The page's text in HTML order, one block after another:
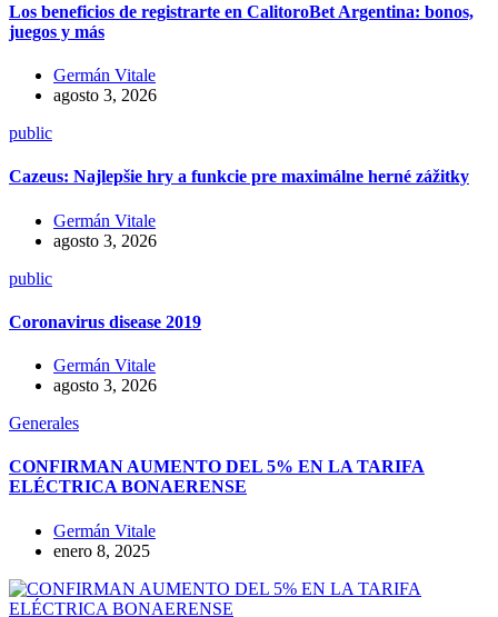
Los beneficios de registrarte en CalitoroBet Argentina: bonos,
juegos y más
Germán Vitale
agosto 3, 2026
public
Cazeus: Najlepšie hry a funkcie pre maximálne herné zážitky
Germán Vitale
agosto 3, 2026
public
Coronavirus disease 2019
Germán Vitale
agosto 3, 2026
Generales
CONFIRMAN AUMENTO DEL 5% EN LA TARIFA
ELÉCTRICA BONAERENSE
Germán Vitale
enero 8, 2025